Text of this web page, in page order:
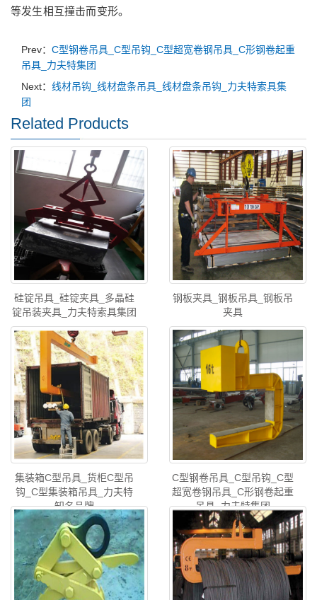
等发生相互撞击而变形。
Prev： C型钢卷吊具_C型吊钩_C型超宽卷钢吊具_C形钢卷起重
吊具_力夫特集团
Next： 线材吊钩_线材盘条吊具_线材盘条吊钩_力夫特索具集
团
Related Products
硅锭吊具_硅锭夹具_多晶硅
锭吊装夹具_力夫特索具集团
钢板夹具_钢板吊具_钢板吊
夹具
集装箱C型吊具_货柜C型吊
钩_C型集装箱吊具_力夫特
知名品牌
C型钢卷吊具_C型吊钩_C型
超宽卷钢吊具_C形钢卷起重
吊具_力夫特集团